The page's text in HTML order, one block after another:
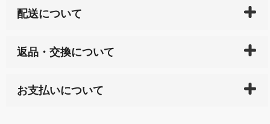
配送について
天ペイ」の方はご注文受付後）、 長崎県下全域に点在
サイト内で購入された商品の送料は、こちらの
全国送
返品・交換について
または配送途中の 事故などで不都合が生じている場合
お支払いについて